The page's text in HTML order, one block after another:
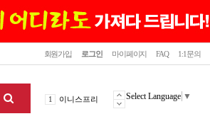
닫기
회원가입 로그인 마이페이지 FAQ 1:1문의
2 설화수
Select Language ▼